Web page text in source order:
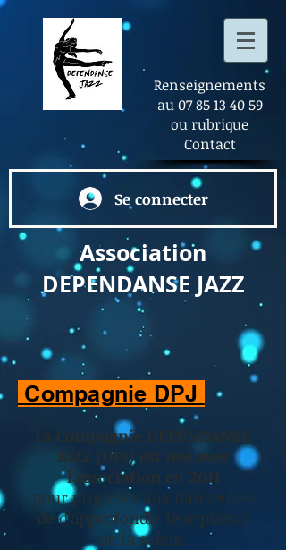
Renseignements
au07 85 13 40 59
ou rubrique
Contact
Se connecter
Association
DEPENDANSE JAZZ
Compagnie DPJ
La Compagnie DEPENDANSE
JAZZ (DPJ) est née avec
l'association en 2011
pour proposer aux danseuses
de d'approfondir leur plaisir
de la scène,